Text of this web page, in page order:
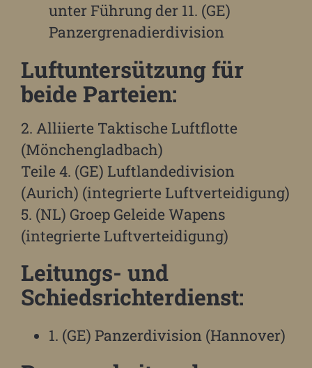
unter Führung der 11. (GE)
Panzergrenadierdivision
Luftuntersützung für
beide Parteien:
2. Alliierte Taktische Luftflotte
(Mönchengladbach)
Teile 4. (GE) Luftlandedivision
(Aurich) (integrierte Luftverteidigung)
5. (NL) Groep Geleide Wapens
(integrierte Luftverteidigung)
Leitungs- und
Schiedsrichterdienst:
1. (GE) Panzerdivision (Hannover)